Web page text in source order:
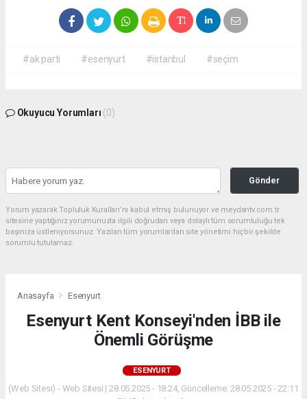
#ak parti #esenyurt #istanbul #seçim
Okuyucu Yorumları (0)
Gönder
Yorum yazarak Topluluk Kuralları’nı kabul etmiş bulunuyor ve meydantv.com.tr
sitesine yaptığınız yorumunuzla ilgili doğrudan veya dolaylı tüm sorumluluğu tek
başınıza üstleniyorsunuz. Yazılan tüm yorumlardan site yönetimi hiçbir şekilde
sorumlu tutulamaz.
Anasayfa Esenyurt
Esenyurt Kent Konseyi'nden İBB ile
Önemli Görüşme
ESENYURT
(Web Sitesi) - Web Sitesi | 28.05.2025 - 18:24, Güncelleme: 28.05.2025 - 22:11